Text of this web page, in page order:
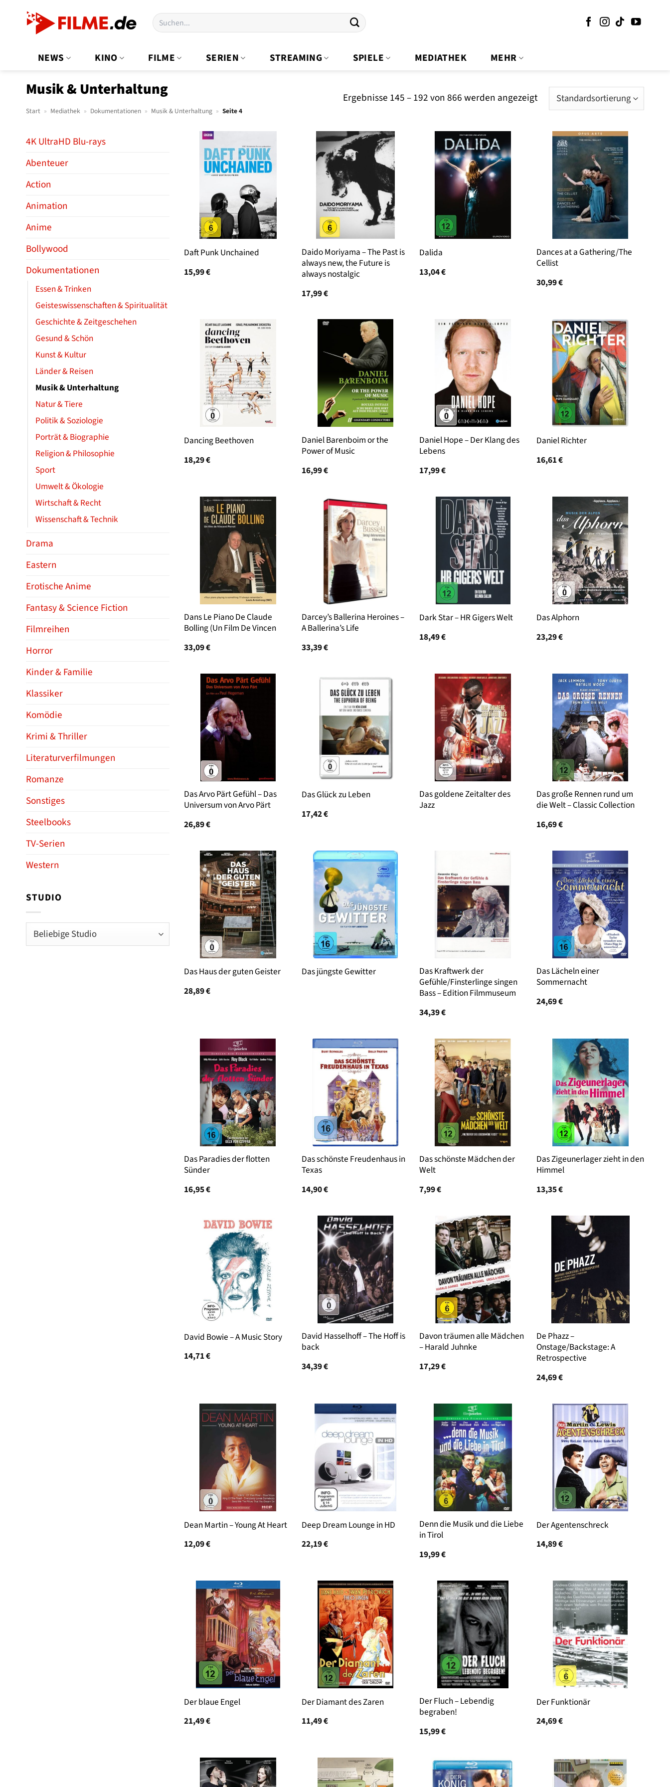
Suchen
nach:
NEWS KINO FILME SERIEN STREAMING SPIELE MEDIATHEK MEHR
Musik & Unterhaltung
Start » Mediathek » Dokumentationen » Musik & Unterhaltung » Seite 4
Ergebnisse 145 – 192 von 866 werden angezeigt
4K UltraHD Blu-rays
Abenteuer
Action
Animation
Anime
Bollywood
Dokumentationen
Essen & Trinken
Geisteswissenschaften & Spiritualität
Geschichte & Zeitgeschehen
Gesund & Schön
Kunst & Kultur
Länder & Reisen
Musik & Unterhaltung
Natur & Tiere
Politik & Soziologie
Porträt & Biographie
Religion & Philosophie
Sport
Umwelt & Ökologie
Wirtschaft & Recht
Wissenschaft & Technik
Drama
Eastern
Erotische Anime
Fantasy & Science Fiction
Filmreihen
Horror
Kinder & Familie
Klassiker
Komödie
Krimi & Thriller
Literaturverfilmungen
Romanze
Sonstiges
Steelbooks
TV-Serien
Western
STUDIO
Daft Punk Unchained
15,99€
Daido Moriyama – The Past is
always new, the Future is
always nostalgic
17,99€
Dalida
13,04€
Dances at a Gathering/The
Cellist
30,99€
Dancing Beethoven
18,29€
Daniel Barenboim or the
Power of Music
16,99€
Daniel Hope – Der Klang des
Lebens
17,99€
Daniel Richter
16,61€
Dans Le Piano De Claude
Bolling (Un Film De Vincen
33,09€
Darcey’s Ballerina Heroines –
A Ballerina’s Life
33,39€
Dark Star – HR Gigers Welt
18,49€
Das Alphorn
23,29€
Das Arvo Pärt Gefühl – Das
Universum von Arvo Pärt
26,89€
Das Glück zu Leben
17,42€
Das goldene Zeitalter des
Jazz
Das große Rennen rund um
die Welt – Classic Collection
16,69€
Das Haus der guten Geister
28,89€
Das jüngste Gewitter
Das Kraftwerk der
Gefühle/Finsterlinge singen
Bass – Edition Filmmuseum
34,39€
Das Lächeln einer
Sommernacht
24,69€
Das Paradies der flotten
Sünder
16,95€
Das schönste Freudenhaus in
Texas
14,90€
Das schönste Mädchen der
Welt
7,99€
Das Zigeunerlager zieht in den
Himmel
13,35€
David Bowie – A Music Story
14,71€
David Hasselhoff – The Hoff is
back
34,39€
Davon träumen alle Mädchen
– Harald Juhnke
17,29€
De Phazz –
Onstage/Backstage: A
Retrospective
24,69€
Dean Martin – Young At Heart
12,09€
Deep Dream Lounge in HD
22,19€
Denn die Musik und die Liebe
in Tirol
19,99€
Der Agentenschreck
14,89€
Der blaue Engel
21,49€
Der Diamant des Zaren
11,49€
Der Fluch – Lebendig
begraben!
15,99€
Der Funktionär
24,69€